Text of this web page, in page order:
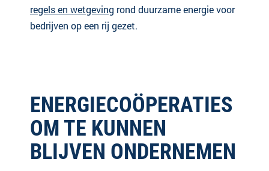
regels en wetgeving rond duurzame energie voor
bedrijven op een rij gezet.
ENERGIECOÖPERATIES
OM TE KUNNEN
BLIJVEN ONDERNEMEN